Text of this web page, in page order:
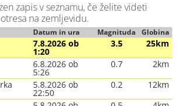
zapis v seznamu, če želite videti
na zemljevidu.
Datum in ura Magnituda Globina
7.8.2026 ob
1:20
3.5
25km
6.8.2026 ob
5:26
0.7
2km
5.8.2026 ob
22:50
0.2
12km